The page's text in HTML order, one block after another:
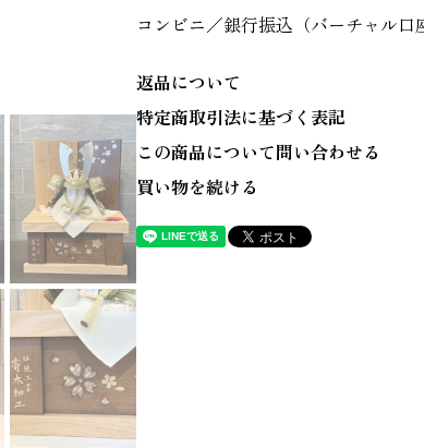
コンビニ／銀行振込（バーチャル口
返品について
特定商取引法に基づく表記
この商品について問い合わせる
買い物を続ける